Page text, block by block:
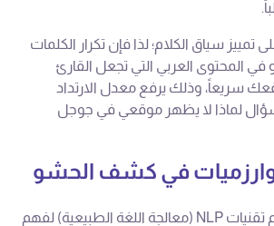
تمييز سياق الكلام؛ لذا فإن تكرار الكلمات
المحتوى العربي التي تجعل القارئ
سريعاً، وذلك يرفع معدل الارتداد
لماذا لا يظهر موقعي في جوجل
في كشف الحشو
تستخدم جوجل اليوم تقنيات NLP (معالجة اللغة الطبيعية) لفهم